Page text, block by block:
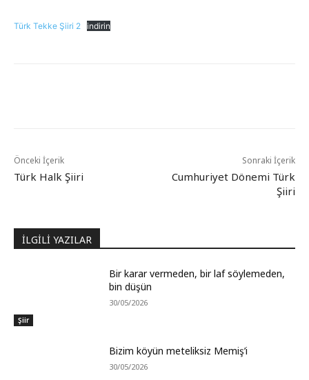
Türk Tekke Şiiri 2 indirin
Önceki İçerik
Türk Halk Şiiri
Sonraki İçerik
Cumhuriyet Dönemi Türk
Şiiri
İLGİLİ YAZILAR
Şiir
Bir karar vermeden, bir laf söylemeden,
bin düşün
30/05/2026
Bizim köyün meteliksiz Memiş’i
30/05/2026